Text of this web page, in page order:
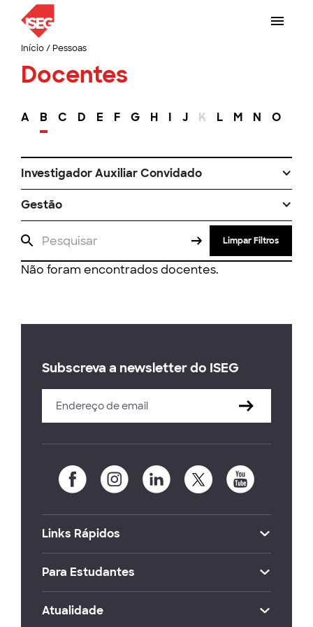
Início/ Pessoas
Docentes
A B C D E F G H I J K L M N O
Investigador Auxiliar Convidado
Gestão
Limpar Filtros
Não foram encontrados docentes.
Subscreva a newsletter do ISEG
Links Rápidos
Para Estudantes
Atualidade